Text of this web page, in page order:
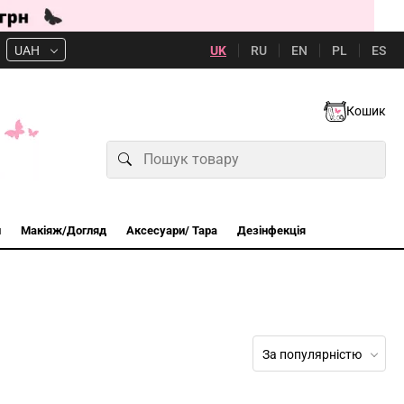
UAH UK RU EN PL ES
Кошик
Макіяж/Догляд Аксесуари/ Тара Дезінфекція
За популярністю